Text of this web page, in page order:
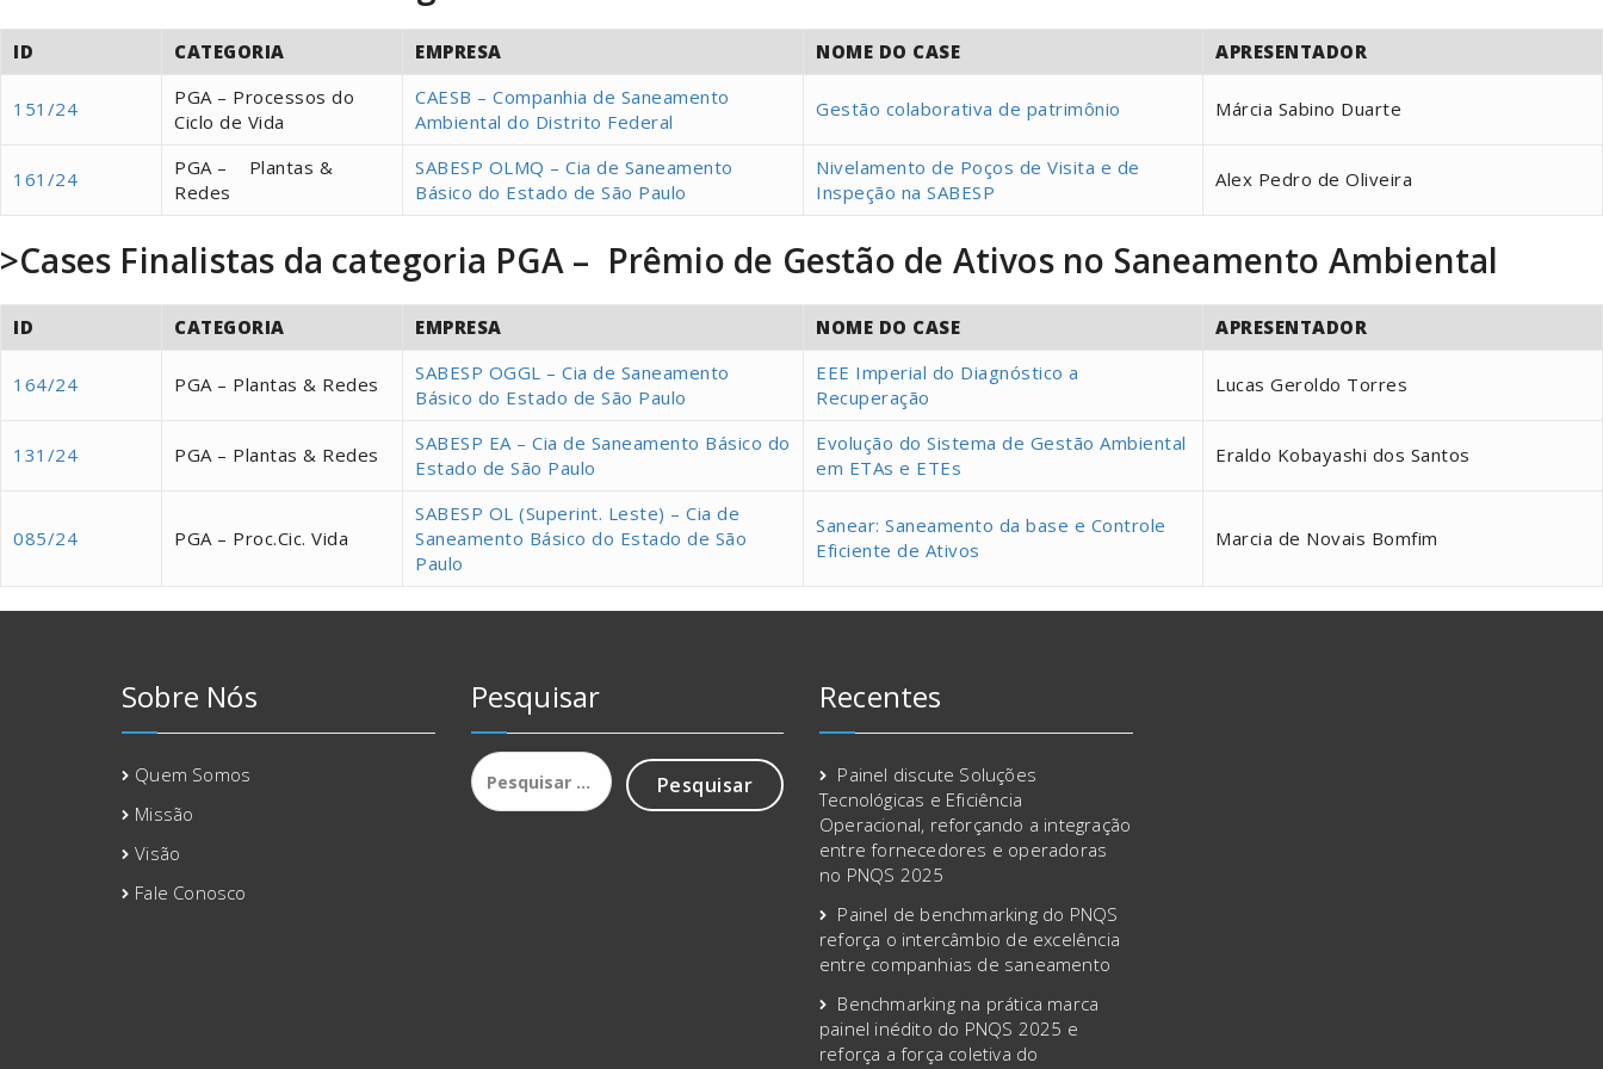
ID CATEGORIA EMPRESA NOME DO CASE APRESENTADOR
151/24
PGA – Processos do
Ciclo de Vida
CAESB – Companhia de Saneamento
Ambiental do Distrito Federal
Gestão colaborativa de patrimônio Márcia Sabino Duarte
161/24
PGA – Plantas &
Redes
SABESP OLMQ – Cia de Saneamento
Básico do Estado de São Paulo
Nivelamento de Poços de Visita e de
Inspeção na SABESP
Alex Pedro de Oliveira
>Cases Finalistas da categoria PGA – Prêmio de Gestão de Ativos no Saneamento Ambiental
ID CATEGORIA EMPRESA NOME DO CASE APRESENTADOR
164/24 PGA – Plantas & Redes
SABESP OGGL – Cia de Saneamento
Básico do Estado de São Paulo
EEE Imperial do Diagnóstico a
Recuperação
Lucas Geroldo Torres
131/24 PGA – Plantas & Redes
SABESP EA – Cia de Saneamento Básico do
Estado de São Paulo
Evolução do Sistema de Gestão Ambiental
em ETAs e ETEs
Eraldo Kobayashi dos Santos
085/24 PGA – Proc.Cic. Vida
SABESP OL (Superint. Leste) – Cia de
Saneamento Básico do Estado de São
Paulo
Sanear: Saneamento da base e Controle
Eficiente de Ativos
Marcia de Novais Bomfim
Sobre Nós
Quem Somos
Missão
Visão
Fale Conosco
Pesquisar
Pesquisar
por:
Recentes
Painel discute Soluções
Tecnológicas e Eficiência
Operacional, reforçando a integração
entre fornecedores e operadoras
no PNQS 2025
Painel de benchmarking do PNQS
reforça o intercâmbio de excelência
entre companhias de saneamento
Benchmarking na prática marca
painel inédito do PNQS 2025 e
reforça a força coletiva do